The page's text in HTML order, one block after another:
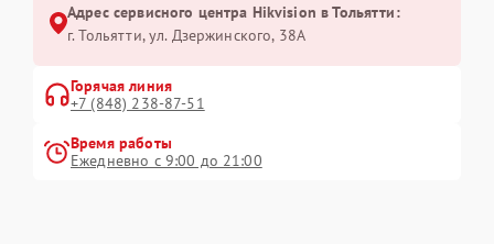
Адрес сервисного центра Hikvision в Тольятти:
г. Тольятти, ул. Дзержинского, 38А
Горячая линия
+7 (848) 238-87-51
Время работы
Ежедневно с 9:00 до 21:00